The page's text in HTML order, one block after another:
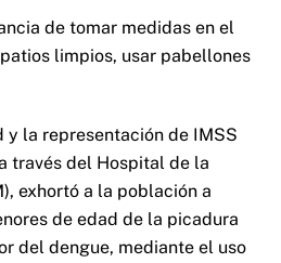
de tomar medidas en el
limpios, usar pabellones
y la representación de IMSS
través del Hospital de la
exhortó a la población a
de edad de la picadura
del dengue, mediante el uso